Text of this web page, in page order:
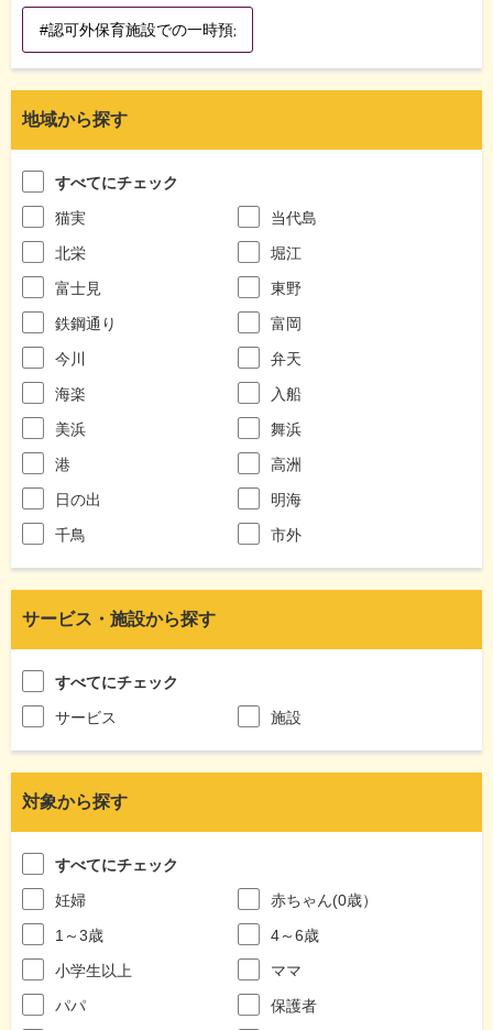
地域から探す
すべてにチェック
猫実
当代島
北栄
堀江
富士見
東野
鉄鋼通り
富岡
今川
弁天
海楽
入船
美浜
舞浜
港
高洲
日の出
明海
千鳥
市外
サービス・施設から探す
すべてにチェック
サービス
施設
対象から探す
すべてにチェック
妊婦
赤ちゃん(0歳）
1～3歳
4～6歳
小学生以上
ママ
パパ
保護者